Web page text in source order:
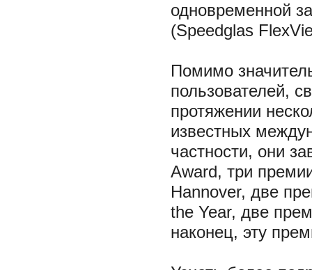
одновременной
(Speedglas
Помимо
пользователей,
протяжении
известных
частности, они
Award, три
Hannover, две
the Year, две
наконец, эту